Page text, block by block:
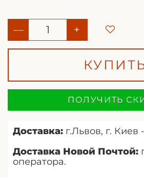
— +
ПОЛУЧИТЬ
Доставка: г.Львов, г. Киев
Доставка Новой Почтой:
оператора.